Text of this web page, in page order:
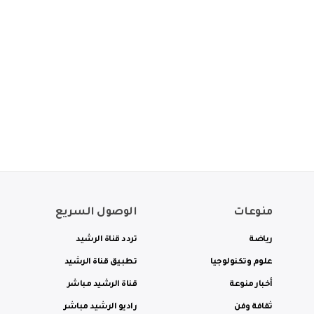
منوعات
رياضة
علوم وتكنولوجيا
أخبار منوعة
ثقافة وفن
الوصول السريع
تردد قناة الرشيد
تطبيق قناة الرشيد
قناة الرشيد مباشر
راديو الرشيد مباشر